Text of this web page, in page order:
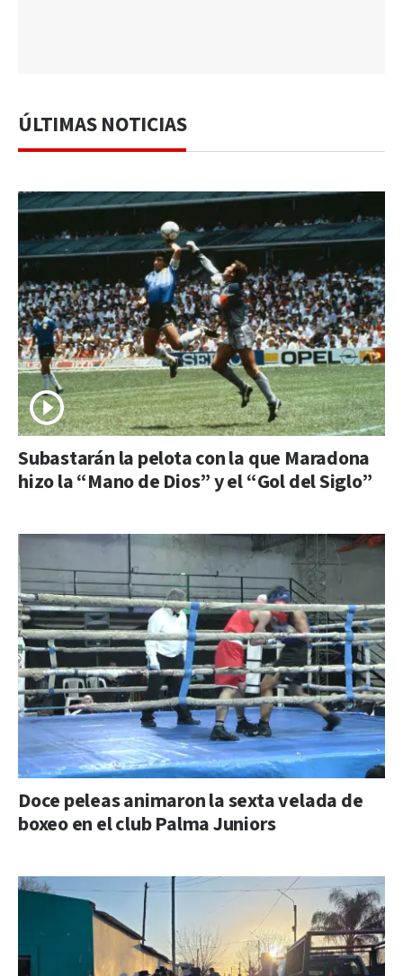
ÚLTIMAS NOTICIAS
Subastarán la pelota con la que Maradona
hizo la “Mano de Dios” y el “Gol del Siglo”
Doce peleas animaron la sexta velada de
boxeo en el club Palma Juniors